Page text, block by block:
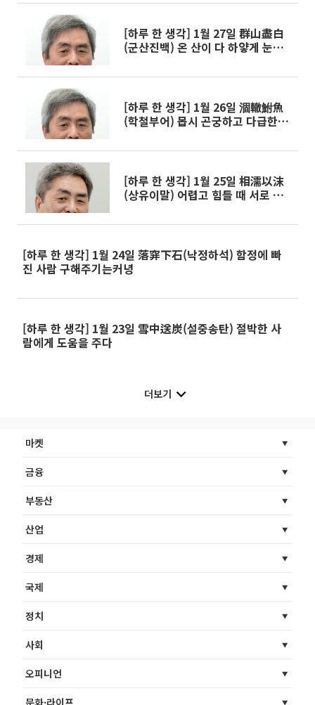
[하루 한 생각] 1월 27일 群山盡白
(군산진백) 온 산이 다 하얗게 눈으
[하루 한 생각] 1월 26일 涸轍鮒魚
(학철부어) 몹시 곤궁하고 다급한 처
[하루 한 생각] 1월 25일 相濡以沫
(상유이말) 어렵고 힘들 때 서로 돕
[하루 한 생각] 1월 24일 落穽下石(낙정하석) 함정에 빠
진 사람 구해주기는커녕
[하루 한 생각] 1월 23일 雪中送炭(설중송탄) 절박한 사
람에게 도움을 주다
더보기
마켓
금융
부동산
산업
경제
국제
정치
사회
오피니언
문화·라이프